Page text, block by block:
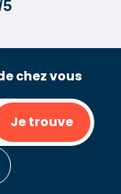
chez vous
Je trouve